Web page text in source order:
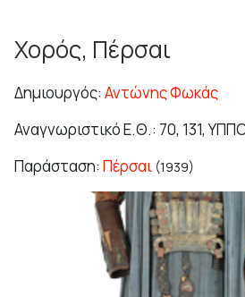
Χορός, Πέρσαι
Δημιουργός: Αντώνης Φωκάς
Αναγνωριστικό Ε.Θ.: 70, 131,
Παράσταση: Πέρσαι (1939)